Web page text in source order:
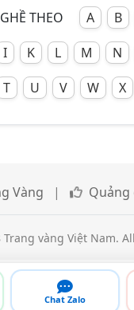
Chat Zalo
THEO A B
I K L M N
T U V W X
Vàng | Quảng
vàng Việt Nam.